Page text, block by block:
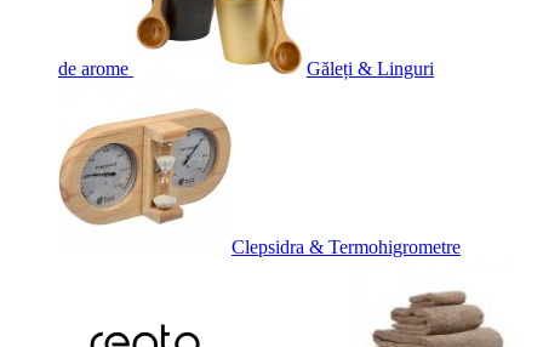
de arome Găleți & Linguri
Clepsidra & Termohigrometre